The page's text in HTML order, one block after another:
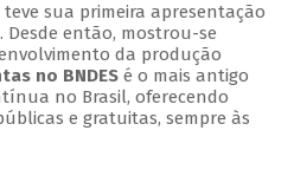
teve sua primeira apresentação
Desde então, mostrou-se
da produção
no BNDESé o mais antigo
no Brasil, oferecendo
e gratuitas, sempre às